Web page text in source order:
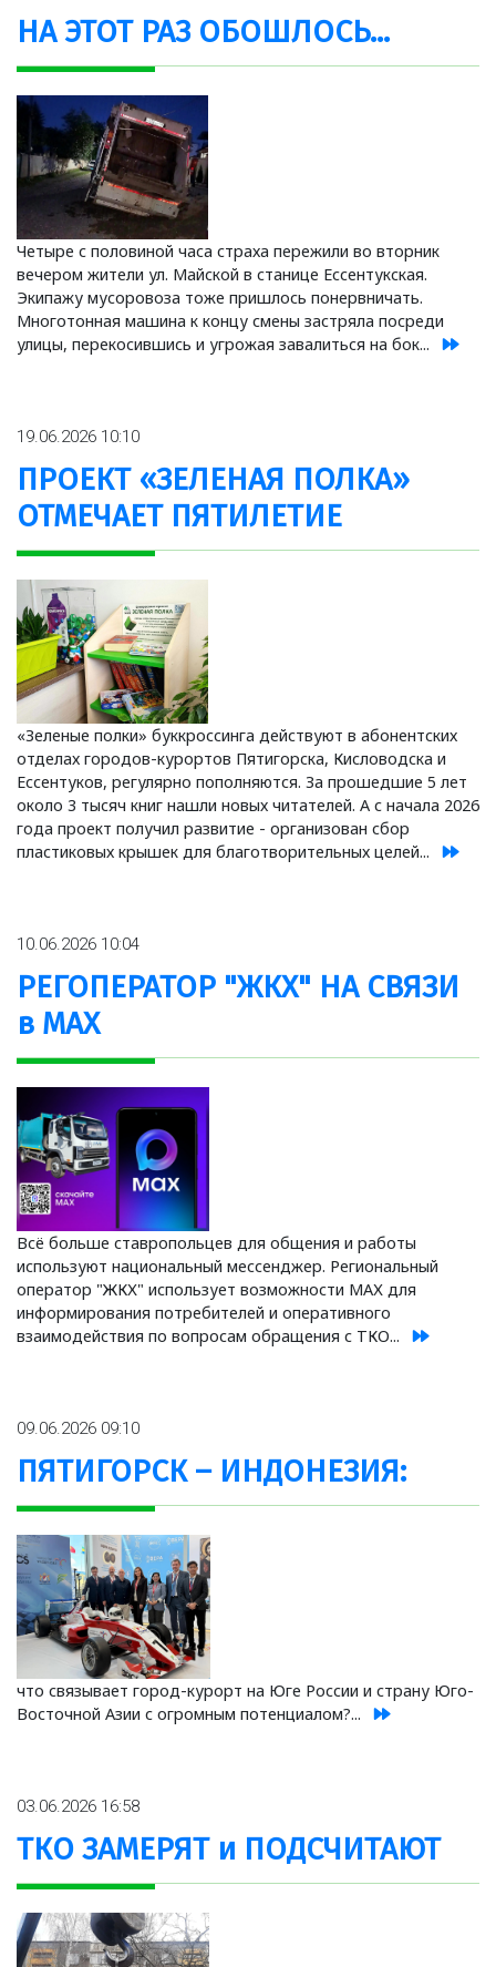
НА ЭТОТ РАЗ ОБОШЛОСЬ...
Четыре с половиной часа страха пережили во вторник
вечером жители ул. Майской в станице Ессентукская.
Экипажу мусоровоза тоже пришлось понервничать.
Многотонная машина к концу смены застряла посреди
улицы, перекосившись и угрожая завалиться на бок...
19.06.2026 10:10
ПРОЕКТ «ЗЕЛЕНАЯ ПОЛКА»
ОТМЕЧАЕТ ПЯТИЛЕТИЕ
«Зеленые полки» буккроссинга действуют в абонентских
отделах городов-курортов Пятигорска, Кисловодска и
Ессентуков, регулярно пополняются. За прошедшие 5 лет
около 3 тысяч книг нашли новых читателей. А с начала 2026
года проект получил развитие - организован сбор
пластиковых крышек для благотворительных целей...
10.06.2026 10:04
РЕГОПЕРАТОР "ЖКХ" НА СВЯЗИ
в MAX
Всё больше ставропольцев для общения и работы
используют национальный мессенджер. Региональный
оператор "ЖКХ" использует возможности МАХ для
информирования потребителей и оперативного
взаимодействия по вопросам обращения с ТКО...
09.06.2026 09:10
ПЯТИГОРСК – ИНДОНЕЗИЯ:
что связывает город-курорт на Юге России и страну Юго-
Восточной Азии с огромным потенциалом?...
03.06.2026 16:58
ТКО ЗАМЕРЯТ и ПОДСЧИТАЮТ